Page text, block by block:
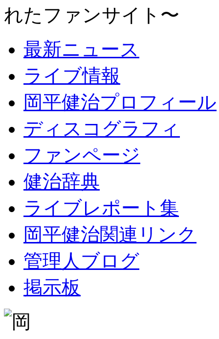
れたファンサイト〜
最新ニュース
ライブ情報
岡平健治プロフィール
ディスコグラフィ
ファンページ
健治辞典
ライブレポート集
岡平健治関連リンク
管理人ブログ
掲示板